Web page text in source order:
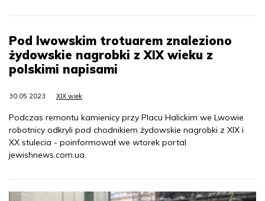
Pod lwowskim trotuarem znaleziono
żydowskie nagrobki z XIX wieku z
polskimi napisami
30.05.2023 XIX wiek
Podczas remontu kamienicy przy Placu Halickim we Lwowie
robotnicy odkryli pod chodnikiem żydowskie nagrobki z XIX i
XX stulecia - poinformował we wtorek portal
jewishnews.com.ua.